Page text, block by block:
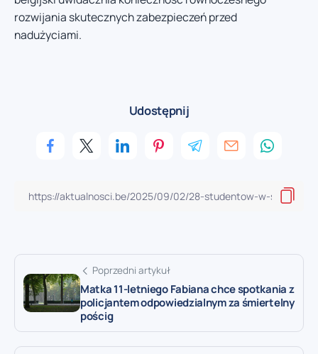
rozwijania skutecznych zabezpieczeń przed
nadużyciami.
Udostępnij
Poprzedni artykuł
Matka 11-letniego Fabiana chce spotkania z
policjantem odpowiedzialnym za śmiertelny
pościg